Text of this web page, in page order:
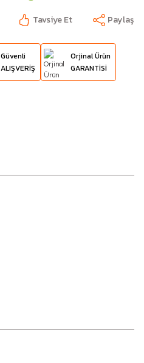
Tavsiye Et Paylaş
Güvenli
ALIŞVERİŞ
Orjinal Ürün
GARANTİSİ